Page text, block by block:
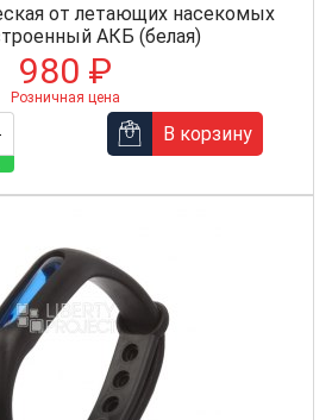
от летающих насекомых
АКБ (белая)
980 ₽
Розничная цена
В корзину